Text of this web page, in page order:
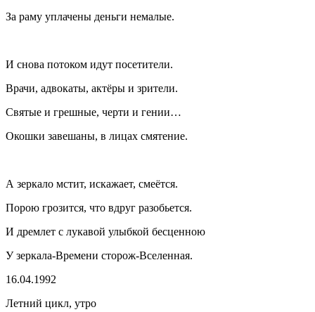
За раму уплачены деньги немалые.
И снова потоком идут посетители.
Врачи, адвокаты, актёры и зрители.
Святые и грешные, черти и гении…
Окошки завешаны, в лицах смятение.
А зеркало мстит, искажает, смеётся.
Порою грозится, что вдруг разобьется.
И дремлет с лукавой улыбкой бесценною
У зеркала-Времени сторож-Вселенная.
16.04.1992
Летний цикл, утро